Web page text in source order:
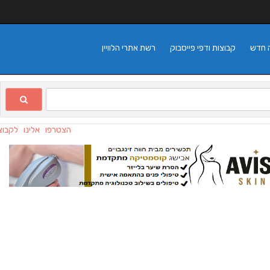
רשת אתרי הלוויין קבוצות ודפי פייסבוק חדש
הצטרפו אלינו